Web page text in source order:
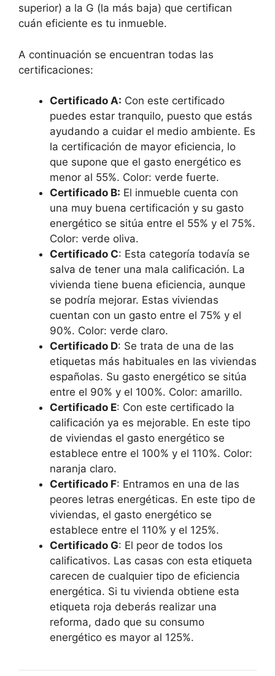
superior) a la G (la más baja) que certifican
cuán eficiente es tu inmueble.
A continuación se encuentran todas las
certificaciones:
Certificado A: Con este certificado
puedes estar tranquilo, puesto que estás
ayudando a cuidar el medio ambiente. Es
la certificación de mayor eficiencia, lo
que supone que el gasto energético es
menor al 55%. Color: verde fuerte.
Certificado B: El inmueble cuenta con
una muy buena certificación y su gasto
energético se sitúa entre el 55% y el 75%.
Color: verde oliva.
Certificado C: Esta categoría todavía se
salva de tener una mala calificación. La
vivienda tiene buena eficiencia, aunque
se podría mejorar. Estas viviendas
cuentan con un gasto entre el 75% y el
90%. Color: verde claro.
Certificado D: Se trata de una de las
etiquetas más habituales en las viviendas
españolas. Su gasto energético se sitúa
entre el 90% y el 100%. Color: amarillo.
Certificado E: Con este certificado la
calificación ya es mejorable. En este tipo
de viviendas el gasto energético se
establece entre el 100% y el 110%. Color:
naranja claro.
Certificado F: Entramos en una de las
peores letras energéticas. En este tipo de
viviendas, el gasto energético se
establece entre el 110% y el 125%.
Certificado G: El peor de todos los
calificativos. Las casas con esta etiqueta
carecen de cualquier tipo de eficiencia
energética. Si tu vivienda obtiene esta
etiqueta roja deberás realizar una
reforma, dado que su consumo
energético es mayor al 125%.